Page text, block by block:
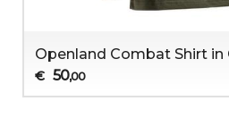
Openland Combat Shirt in
€ 50,00